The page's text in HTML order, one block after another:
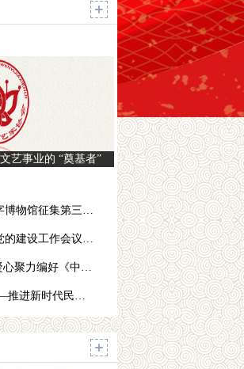
艺事业的 “奠基者”
第三批馆藏作品的通知
暨全面从严治党工作部署会
国民间文学大系·河南卷》
民间文艺高质量发展